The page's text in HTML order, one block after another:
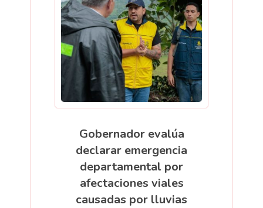
Gobernador evalúa
declarar emergencia
departamental por
afectaciones viales
causadas por lluvias